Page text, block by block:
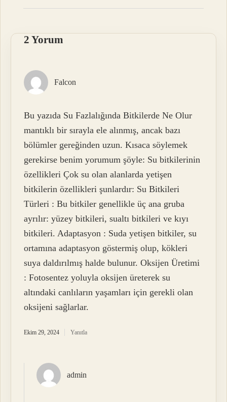
2 Yorum
Falcon
Bu yazıda Su Fazlalığında Bitkilerde Ne Olur
mantıklı bir sırayla ele alınmış, ancak bazı
bölümler gereğinden uzun. Kısaca söylemek
gerekirse benim yorumum şöyle: Su bitkilerinin
özellikleri Çok su olan alanlarda yetişen
bitkilerin özellikleri şunlardır: Su Bitkileri
Türleri : Bu bitkiler genellikle üç ana gruba
ayrılır: yüzey bitkileri, sualtı bitkileri ve kıyı
bitkileri. Adaptasyon : Suda yetişen bitkiler, su
ortamına adaptasyon göstermiş olup, kökleri
suya daldırılmış halde bulunur. Oksijen Üretimi
: Fotosentez yoluyla oksijen üreterek su
altındaki canlıların yaşamları için gerekli olan
oksijeni sağlarlar.
Ekim 29, 2024 Yanıtla
admin